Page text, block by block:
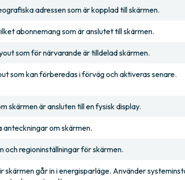
adressen som är kopplad till skärmen.
abonnemang som är anslutet till skärmen.
som för närvarande är tilldelad skärmen.
som kan förberedas i förväg och aktiveras senare.
skärmen är ansluten till en fysisk display.
anteckningar om skärmen.
och regioninställningar för skärmen.
skärmen går in i energisparläge. Använder